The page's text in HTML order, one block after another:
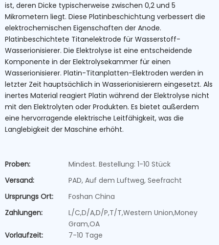
ist, deren Dicke typischerweise zwischen 0,2 und 5
Mikrometern liegt. Diese Platinbeschichtung verbessert die
elektrochemischen Eigenschaften der Anode.
Platinbeschichtete Titanelektrode für Wasserstoff-
Wasserionisierer. Die Elektrolyse ist eine entscheidende
Komponente in der Elektrolysekammer für einen
Wasserionisierer. Platin-Titanplatten-Elektroden werden in
letzter Zeit hauptsächlich in Wasserionisierern eingesetzt. Als
inertes Material reagiert Platin während der Elektrolyse nicht
mit den Elektrolyten oder Produkten. Es bietet außerdem
eine hervorragende elektrische Leitfähigkeit, was die
Langlebigkeit der Maschine erhöht.
Proben:
Mindest. Bestellung: 1-10 Stück
Versand:
PAD, Auf dem Luftweg, Seefracht
Ursprungs Ort:
Foshan China
Zahlungen:
L/C,D/A,D/P,T/T,Western Union,Money
Gram,OA
Vorlaufzeit:
7-10 Tage